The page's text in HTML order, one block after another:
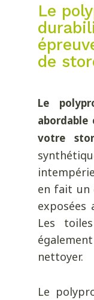
Le
de
Le
votre
en fait un
exposées
Les
nettoyer.
Le